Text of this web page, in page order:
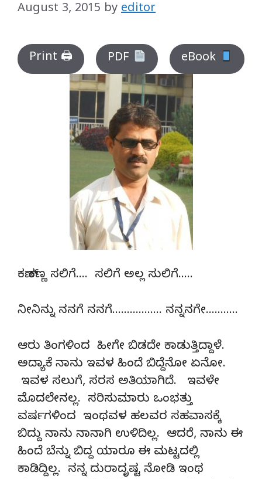
August 3, 2015 by editor
Print 🖨 PDF eBook
ಕಣ್ ಕಣ್ಣ ಸಲಿಗೆ…. ಸಲಿಗೆ ಅಲ್ಲ ಸುಲಿಗೆ…..
ನೀನಿನ್ನು ನನಗೆ ನನಗೆ…………….. ನನ್ನನಗೇ………..
ಆರು ತಿಂಗಳಿಂದ ಹೀಗೇ ಬಿಡದೇ ಕಾಡುತ್ತಿದ್ದಾಳೆ.
ಅದ್ಯಾಕೆ ನಾನು ಇವಳ ಹಿಂದೆ ಬಿದ್ದೆನೋ ಏನೋ.
ಇವಳ ಸಲುಗೆ, ಸರಸ ಅತಿಯಾಗಿದೆ. ಇವಳೇ
ಮೊದಲೇನಲ್ಲ. ಸರಿಸುಮಾರು ಒಂಭತ್ತು
ವರ್ಷಗಳಿಂದ ಇಂಥವಳ ಹಲವರ ಸಹವಾಸಕ್ಕೆ
ಬಿದ್ದು ನಾನು ನಾನಾಗಿ ಉಳಿದಿಲ್ಲ. ಆದರೆ, ನಾನು ಈ
ಹಿಂದೆ ಬೆನ್ನು ಬಿದ್ದ ಯಾರೂ ಈ ಮಟ್ಟದಲ್ಲಿ
ಕಾಡಿದ್ದಿಲ್ಲ. ನನ್ನ ದುರಾದೃಷ್ಟ ನೋಡಿ ಇಂಥ